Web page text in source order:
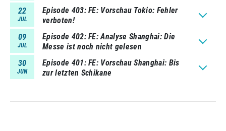
22
JUL
Episode 403 FE: Vorschau Tokio: Fehler
verboten!
09
JUL
Episode 402 FE: Analyse Shanghai: Die
Messe ist noch nicht gelesen
30
JUN
Episode 401 FE: Vorschau Shanghai: Bis
zur letzten Schikane